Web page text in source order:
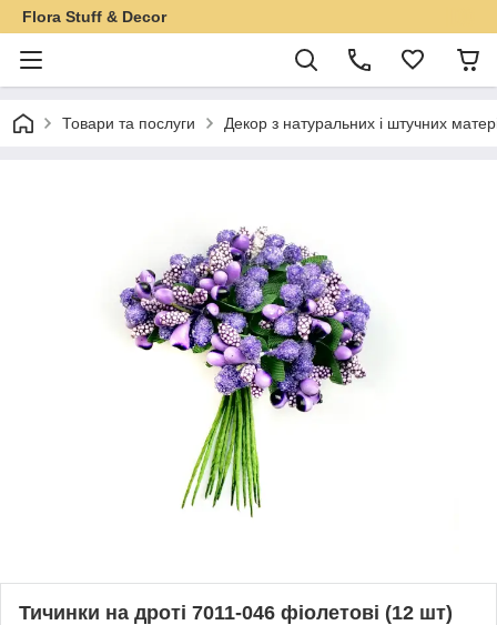
Flora Stuff & Decor
Товари та послуги Декор з натуральних і штучних
Тичинки на дроті 7011-046 фіолетові (12 шт)